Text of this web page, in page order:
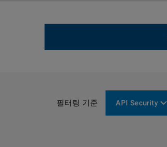
필터링 기준